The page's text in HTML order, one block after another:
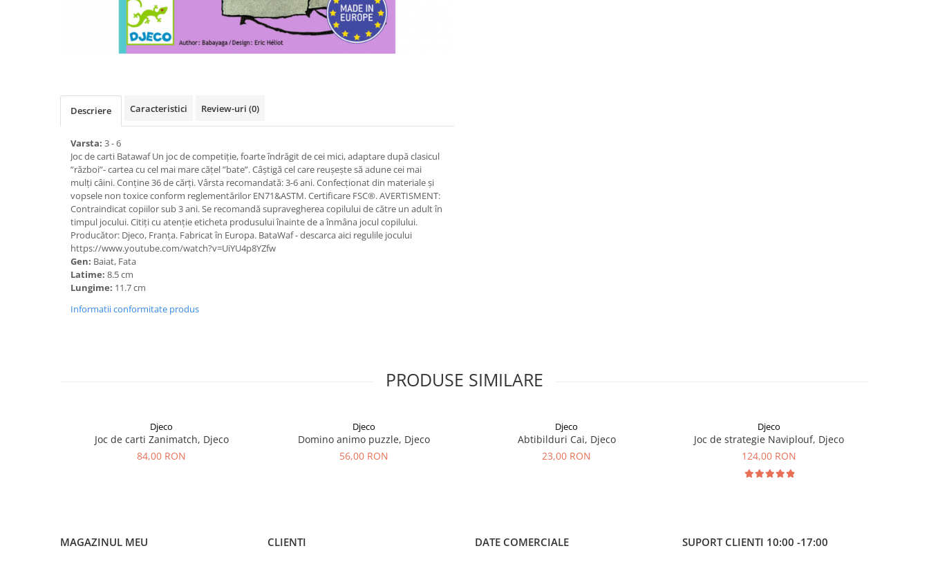
Descriere Caracteristici Review-uri (0)
Varsta: 3 - 6
Joc de carti Batawaf Un joc de competiţie, foarte îndrăgit de cei mici, adaptare după clasicul
”război”- cartea cu cel mai mare cățel ”bate”. Câștigă cel care reuşeşte să adune cei mai
mulţi câini. Conţine 36 de cărţi. Vârsta recomandată: 3-6 ani. Confecționat din materiale și
vopsele non toxice conform reglementărilor EN71&ASTM. Certificare FSC®. AVERTISMENT:
Contraindicat copiilor sub 3 ani. Se recomandă supravegherea copilului de către un adult în
timpul jocului. Citiți cu atenție eticheta produsului înainte de a înmâna jocul copilului.
Producător: Djeco, Franța. Fabricat în Europa. BataWaf - descarca aici regulile jocului
https://www.youtube.com/watch?v=UiYU4p8YZfw
Gen: Baiat, Fata
Latime: 8.5 cm
Lungime: 11.7 cm
Informatii conformitate produs
PRODUSE SIMILARE
Djeco
Joc de carti Zanimatch, Djeco
84,00 RON
Djeco
Domino animo puzzle, Djeco
56,00 RON
Djeco
Abtibilduri Cai, Djeco
23,00 RON
Djeco
Joc de strategie Naviplouf, Djeco
124,00 RON
MAGAZINUL MEU CLIENTI DATE COMERCIALE SUPORT CLIENTI 10:00 -17:00